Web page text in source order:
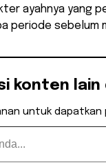
ayahnya yang
periode sebelum
konten lain
untuk